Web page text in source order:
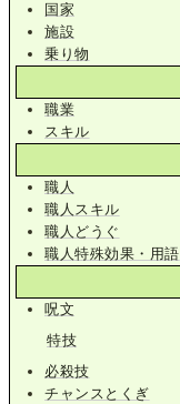
国家
施設
乗り物
職業
スキル
職人
職人スキル
職人どうぐ
職人特殊効果・用語
呪文
特技
必殺技
チャンスとくぎ